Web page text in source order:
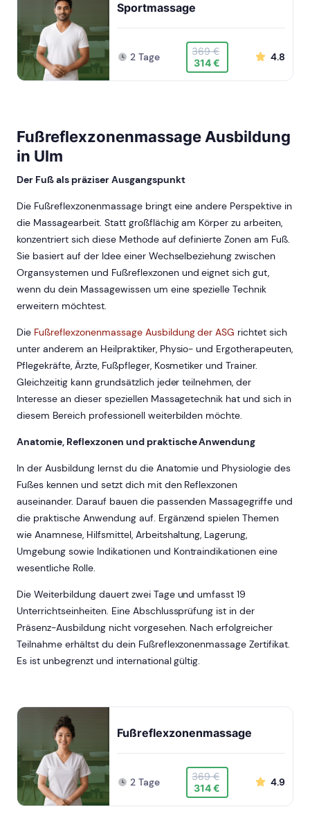
Sportmassage
2 Tage
369 €
314 €
4.8
Fußreflexzonenmassage Ausbildung
in Ulm
Der Fuß als präziser Ausgangspunkt
Die Fußreflexzonenmassage bringt eine andere Perspektive in
die Massagearbeit. Statt großflächig am Körper zu arbeiten,
konzentriert sich diese Methode auf definierte Zonen am Fuß.
Sie basiert auf der Idee einer Wechselbeziehung zwischen
Organsystemen und Fußreflexzonen und eignet sich gut,
wenn du dein Massagewissen um eine spezielle Technik
erweitern möchtest.
Die Fußreflexzonenmassage Ausbildung der ASG richtet sich
unter anderem an Heilpraktiker, Physio- und Ergotherapeuten,
Pflegekräfte, Ärzte, Fußpfleger, Kosmetiker und Trainer.
Gleichzeitig kann grundsätzlich jeder teilnehmen, der
Interesse an dieser speziellen Massagetechnik hat und sich in
diesem Bereich professionell weiterbilden möchte.
Anatomie, Reflexzonen und praktische Anwendung
In der Ausbildung lernst du die Anatomie und Physiologie des
Fußes kennen und setzt dich mit den Reflexzonen
auseinander. Darauf bauen die passenden Massagegriffe und
die praktische Anwendung auf. Ergänzend spielen Themen
wie Anamnese, Hilfsmittel, Arbeitshaltung, Lagerung,
Umgebung sowie Indikationen und Kontraindikationen eine
wesentliche Rolle.
Die Weiterbildung dauert zwei Tage und umfasst 19
Unterrichtseinheiten. Eine Abschlussprüfung ist in der
Präsenz-Ausbildung nicht vorgesehen. Nach erfolgreicher
Teilnahme erhältst du dein Fußreflexzonenmassage Zertifikat.
Es ist unbegrenzt und international gültig.
Fußreflexzonenmassage
2 Tage
369 €
314 €
4.9